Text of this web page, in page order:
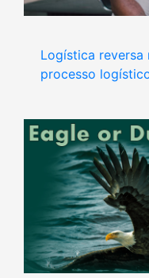
Logística reversa
processo